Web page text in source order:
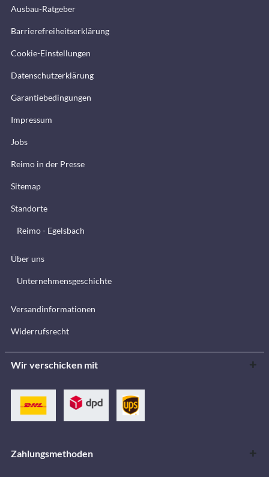
Ausbau-Ratgeber
Barrierefreiheitserklärung
Cookie-Einstellungen
Datenschutzerklärung
Garantiebedingungen
Impressum
Jobs
Reimo in der Presse
Sitemap
Standorte
Reimo - Egelsbach
Über uns
Unternehmensgeschichte
Versandinformationen
Widerrufsrecht
Wir verschicken mit
Zahlungsmethoden